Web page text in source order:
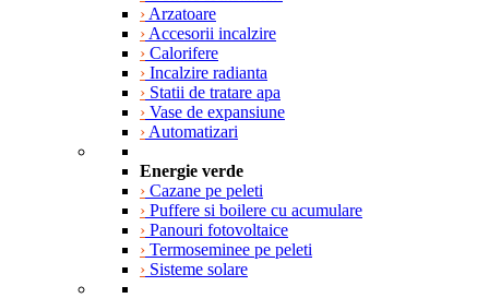
› Arzatoare
› Accesorii incalzire
› Calorifere
› Incalzire radianta
› Statii de tratare apa
› Vase de expansiune
› Automatizari
Energie verde
› Cazane pe peleti
› Puffere si boilere cu acumulare
› Panouri fotovoltaice
› Termoseminee pe peleti
› Sisteme solare